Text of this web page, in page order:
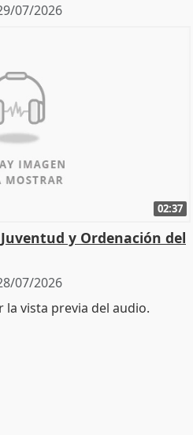
07/2026
02:37
y Ordenación del
07/2026